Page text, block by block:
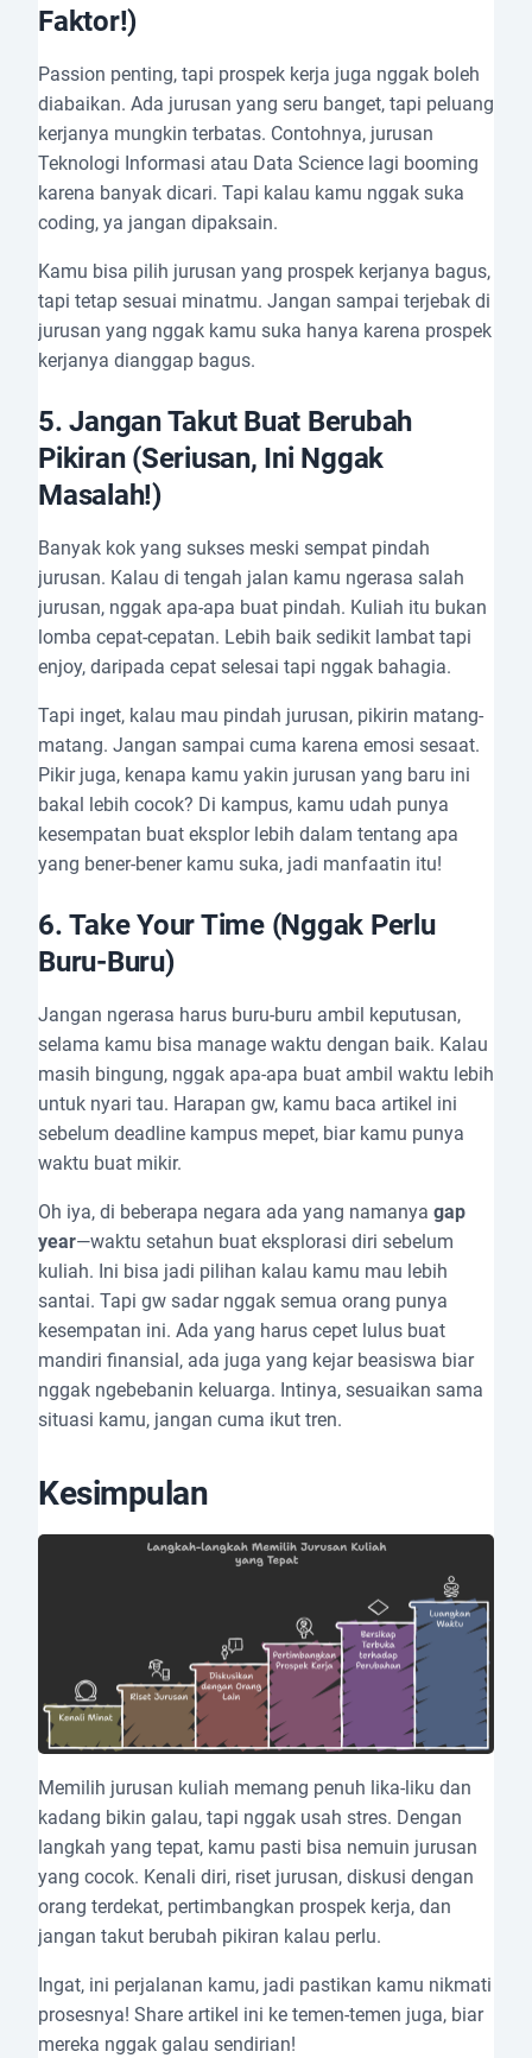
Faktor!)
Passion penting, tapi prospek kerja juga nggak boleh
diabaikan. Ada jurusan yang seru banget, tapi peluang
kerjanya mungkin terbatas. Contohnya, jurusan
Teknologi Informasi atau Data Science lagi booming
karena banyak dicari. Tapi kalau kamu nggak suka
coding, ya jangan dipaksain.
Kamu bisa pilih jurusan yang prospek kerjanya bagus,
tapi tetap sesuai minatmu. Jangan sampai terjebak di
jurusan yang nggak kamu suka hanya karena prospek
kerjanya dianggap bagus.
5.Jangan Takut Buat Berubah
Pikiran (Seriusan, Ini Nggak
Masalah!)
Banyak kok yang sukses meski sempat pindah
jurusan. Kalau di tengah jalan kamu ngerasa salah
jurusan, nggak apa-apa buat pindah. Kuliah itu bukan
lomba cepat-cepatan. Lebih baik sedikit lambat tapi
enjoy, daripada cepat selesai tapi nggak bahagia.
Tapi inget, kalau mau pindah jurusan, pikirin matang-
matang. Jangan sampai cuma karena emosi sesaat.
Pikir juga, kenapa kamu yakin jurusan yang baru ini
bakal lebih cocok? Di kampus, kamu udah punya
kesempatan buat eksplor lebih dalam tentang apa
yang bener-bener kamu suka, jadi manfaatin itu!
6.Take Your Time (Nggak Perlu
Buru-Buru)
Jangan ngerasa harus buru-buru ambil keputusan,
selama kamu bisa manage waktu dengan baik. Kalau
masih bingung, nggak apa-apa buat ambil waktu lebih
untuk nyari tau. Harapan gw, kamu baca artikel ini
sebelum deadline kampus mepet, biar kamu punya
waktu buat mikir.
Oh iya, di beberapa negara ada yang namanya gap
year—waktu setahun buat eksplorasi diri sebelum
kuliah. Ini bisa jadi pilihan kalau kamu mau lebih
santai. Tapi gw sadar nggak semua orang punya
kesempatan ini. Ada yang harus cepet lulus buat
mandiri finansial, ada juga yang kejar beasiswa biar
nggak ngebebanin keluarga. Intinya, sesuaikan sama
situasi kamu, jangan cuma ikut tren.
Kesimpulan
Memilih jurusan kuliah memang penuh lika-liku dan
kadang bikin galau, tapi nggak usah stres. Dengan
langkah yang tepat, kamu pasti bisa nemuin jurusan
yang cocok. Kenali diri, riset jurusan, diskusi dengan
orang terdekat, pertimbangkan prospek kerja, dan
jangan takut berubah pikiran kalau perlu.
Ingat, ini perjalanan kamu, jadi pastikan kamu nikmati
prosesnya! Share artikel ini ke temen-temen juga, biar
mereka nggak galau sendirian!